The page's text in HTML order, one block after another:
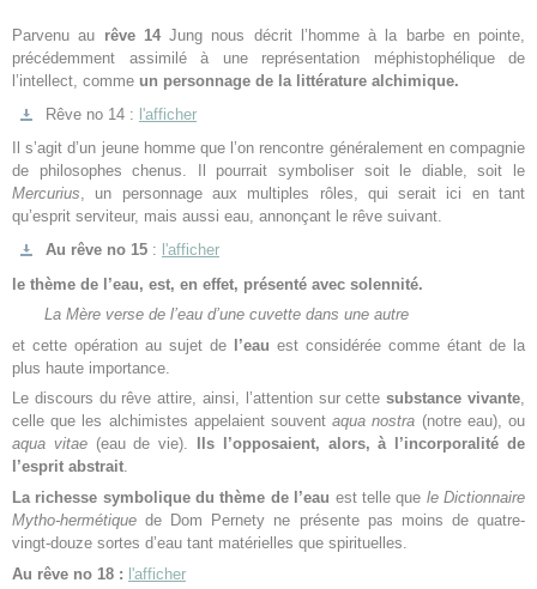
Parvenu au rêve 14Jung nous décrit l’homme à la barbe en pointe,
précédemment assimilé à une représentation méphistophélique de
l’intellect, comme un personnage de la littérature alchimique.
Rêve no 14 : l'afficher
Il s’agit d’un jeune homme que l’on rencontre généralement en compagnie
de philosophes chenus. Il pourrait symboliser soit le diable, soit le
Mercurius, un personnage aux multiples rôles, qui serait ici en tant
qu’esprit serviteur, mais aussi eau, annonçant le rêve suivant.
Au rêve no 15 : l'afficher
le thème de l’eau, est, en effet, présenté avec solennité.
La Mère verse de l’eau d’une cuvette dans une autre
et cette opération au sujet de l’eau est considérée comme étant de la
plus haute importance.
Le discours du rêve attire, ainsi, l’attention sur cette substance vivante,
celle que les alchimistes appelaient souventaqua nostra (notre eau), ou
aqua vitae(eau de vie).
Ils l’opposaient, alors, à l’incorporalité de
l’esprit abstrait.
La richesse symbolique du thème de l’eau est telle que le Dictionnaire
Mytho-hermétique de Dom Pernety ne présente pas moins de quatre-
vingt-douze sortes d’eau tant matérielles que spirituelles.
Au rêve no 18 : l'afficher